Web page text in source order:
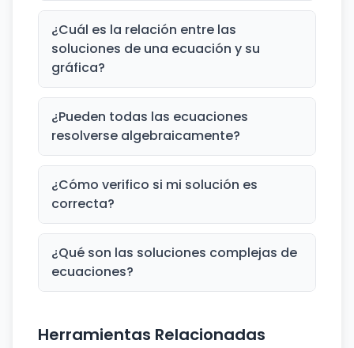
¿Cuál es la relación entre las
soluciones de una ecuación y su
gráfica?
¿Pueden todas las ecuaciones
resolverse algebraicamente?
¿Cómo verifico si mi solución es
correcta?
¿Qué son las soluciones complejas de
ecuaciones?
Herramientas Relacionadas